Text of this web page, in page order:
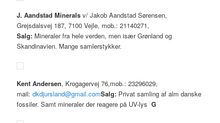
J. Aandstad Minerals v/ Jakob Aandstad Sørensen,
Grejsdalsvej 187, 7100 Vejle, mob.: 21140271,
Salg: Mineraler fra hele verden, men især Grønland og
Skandinavien. Mange samlerstykker.
Kent Andersen, Krogagervej 76,mob.: 23296029,
mail:dkdjursland@gmail.comSalg: Privat samling af alm danske
fossiler. Samt mineraler der reagere på UV-lysG